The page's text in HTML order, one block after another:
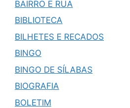
BAIRRO E RUA
BIBLIOTECA
BILHETES E RECADOS
BINGO
BINGO DE SÍLABAS
BIOGRAFIA
BOLETIM